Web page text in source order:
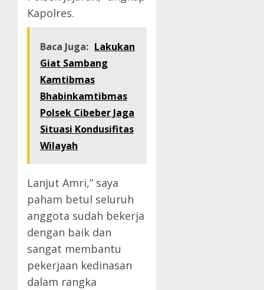
Kapolres.
Baca Juga: Lakukan
Giat Sambang
Kamtibmas
Bhabinkamtibmas
Polsek Cibeber Jaga
Situasi Kondusifitas
Wilayah
Lanjut Amri,” saya
paham betul seluruh
anggota sudah bekerja
dengan baik dan
sangat membantu
pekerjaan kedinasan
dalam rangka